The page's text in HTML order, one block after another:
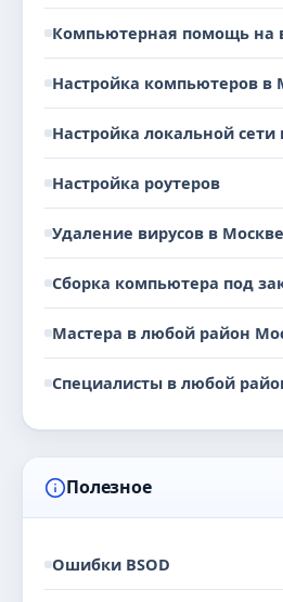
Компьютерная помощь на
Настройка компьютеров в
Настройка локальной сети
Настройка роутеров
Удаление вирусов в Москве
Сборка компьютера под
Мастера в любой район
Специалисты в любой
Полезное
Ошибки BSOD